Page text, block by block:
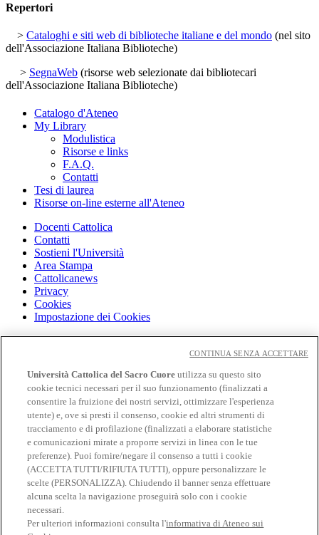
Repertori
> Cataloghi e siti web di biblioteche italiane e del mondo (nel sito
dell'Associazione Italiana Biblioteche)
> SegnaWeb (risorse web selezionate dai bibliotecari
dell'Associazione Italiana Biblioteche)
Catalogo d'Ateneo
My Library
Modulistica
Risorse e links
F.A.Q.
Contatti
Tesi di laurea
Risorse on-line esterne all'Ateneo
Docenti Cattolica
Contatti
Sostieni l'Università
Area Stampa
Cattolicanews
Privacy
Cookies
Impostazione dei Cookies
Cloudmail
OFF-CAMPUS
Intranet
Biblioteca
Librerie
Educatt
CV Online
Albo fornitori
Bandi e gare
Verifica Certificati
Seguici su
Università Cattolica del Sacro Cuore utilizza su questo sito
cookie tecnici necessari per il suo funzionamento (finalizzati a
consentire la fruizione dei nostri servizi, ottimizzare l'esperienza
utente) e, ove si presti il consenso, cookie ed altri strumenti di
tracciamento e di profilazione (finalizzati a elaborare statistiche
e comunicazioni mirate a proporre servizi in linea con le tue
preferenze). Puoi fornire/negare il consenso a tutti i cookie
(ACCETTA TUTTI/RIFIUTA TUTTI), oppure personalizzare le
scelte (PERSONALIZZA). Chiudendo il banner senza effettuare
alcuna scelta la navigazione proseguirà solo con i cookie
necessari.
Per ulteriori informazioni consulta l'informativa di Ateneo sui
CONTINUA SENZA ACCETTARE